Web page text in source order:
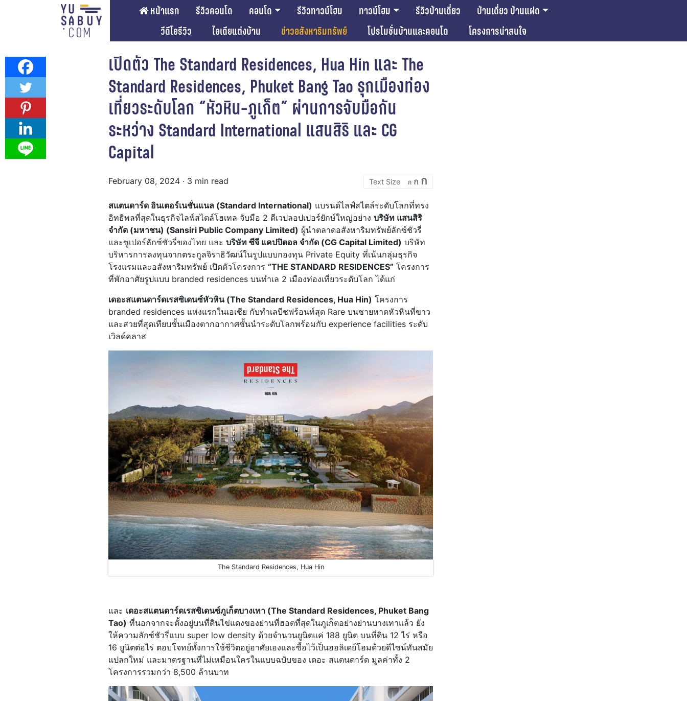
หน้าแรก รีวิวคอนโด คอนโด รีวิวทาวน์โฮม ทาวน์โฮม รีวิวบ้านเดี่ยว
บ้านเดี่ยว บ้านแฝด
วีดีโอรีวิว
ไอเดียแต่งบ้าน ข่าวอสังหาริมทรัพย์ โปรโมชั่นบ้านและคอนโด โครงการน่าสนใจ
เปิดตัว The Standard Residences, Hua Hin และ The
Standard Residences, Phuket Bang Tao รุกเมืองท่อง
เที่ยวระดับโลก “หัวหิน-ภูเก็ต” ผ่านการจับมือกัน
ระหว่าง Standard International แสนสิริ และ CG
Capital
February 08, 2024 · 3 min read ก
Decrease
font
size.
ก Reset
font
ก
สแตนดาร์ด อินเตอร์เนชั่นแนล (Standard International) แบรนด์ไลฟ์สไตล์ระดับโลกที่ทรง
อิทธิพลที่สุดในธุรกิจไลฟ์สไตล์โฮเทล จับมือ 2 ดีเวปลอปเปอร์ยักษ์ใหญ่อย่าง บริษัท แสนสิริ
จำกัด (มหาชน) (Sansiri Public Company Limited) ผู้นำตลาดอสังหาริมทรัพย์ลักซ์ชัวรี่
และซูเปอร์ลักซ์ชัวรี่ของไทย และ บริษัท ซีจี แคปปิตอล จำกัด (CG Capital Limited) บริษัท
บริหารการลงทุนจากตระกูลจิราธิวัฒน์ในรูปแบบกองทุน Private Equity ที่เน้นกลุ่มธุรกิจ
โรงแรมและอสังหาริมทรัพย์ เปิดตัวโครงการ “THE STANDARD RESIDENCES” โครงการ
ที่พักอาศัยรูปแบบ branded residences บนทำเล 2 เมืองท่องเที่ยวระดับโลก ได้แก่
เดอะสแตนดาร์ดเรสซิเดนซ์หัวหิน (The Standard Residences, Hua Hin) โครงการ
branded residences แห่งแรกในเอเชีย กับทำเลบีชฟร้อนท์สุด Rare บนชายหาดหัวหินที่ขาว
และสวยที่สุดเทียบชั้นเมืองตากอากาศชั้นนำระดับโลกพร้อมกับ experience facilities ระดับ
เวิลด์คลาส
The Standard Residences, Hua Hin
และ เดอะสแตนดาร์ดเรสซิเดนซ์ภูเก็ตบางเทา (The Standard Residences, Phuket Bang
Tao) ที่นอกจากจะตั้งอยู่บนที่ดินไข่แดงของย่านที่ฮอตที่สุดในภูเก็ตอย่างย่านบางเทาแล้ว ยัง
ให้ความลักซ์ชัวรี่แบบ super low density ด้วยจำนวนยูนิตแค่ 188 ยูนิต บนที่ดิน 12 ไร่ หรือ
16 ยูนิตต่อไร่ ตอบโจทย์ทั้งการใช้ชีวิตอยู่อาศัยเองและซื้อไว้เป็นฮอลิเดย์โฮมด้วยดีไซน์ทันสมัย
แปลกใหม่ และมาตรฐานที่ไม่เหมือนใครในแบบฉบับของ เดอะ สแตนดาร์ด มูลค่าทั้ง 2
โครงการรวมกว่า 8,500 ล้านบาท